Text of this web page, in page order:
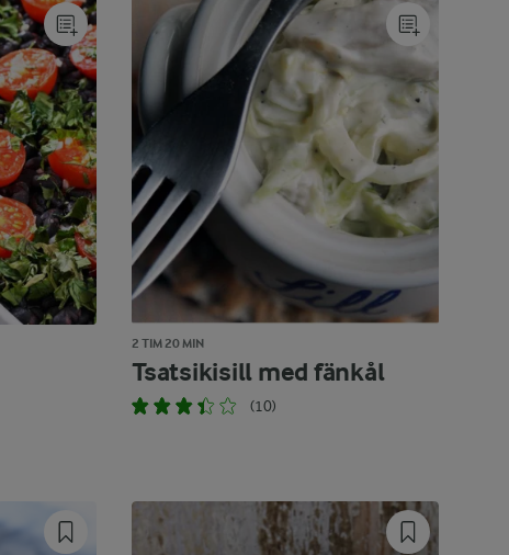
2 TIM 20 MIN
Tsatsikisill med fänkål
(10)